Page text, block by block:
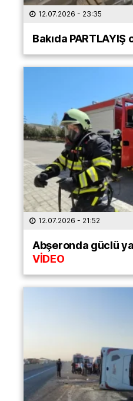
12.07.2026 - 23:35
Bakıda PARTLAYIŞ
12.07.2026 - 21:52
Abşeronda güclü
VİDEO